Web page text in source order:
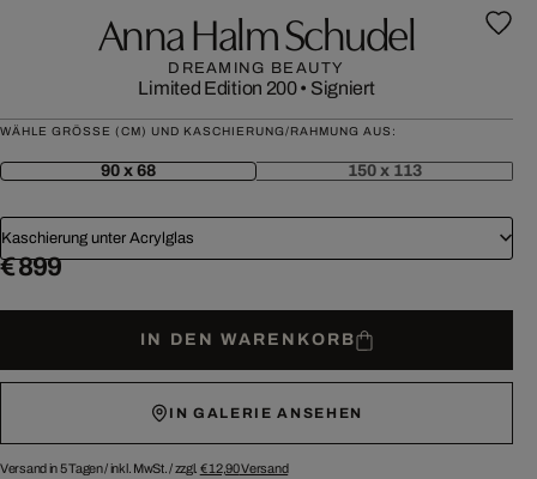
Anna Halm Schudel
DREAMING BEAUTY
Limited Edition 200• Signiert
WÄHLE GRÖSSE (CM) UND KASCHIERUNG/RAHMUNG AUS:
90 x 68 150 x 113
Kaschierung unter Acrylglas
€ 899
IN DEN WARENKORB
IN GALERIE ANSEHEN
Versand in 5 Tagen /inkl. MwSt. / zzgl. € 12,90Versand